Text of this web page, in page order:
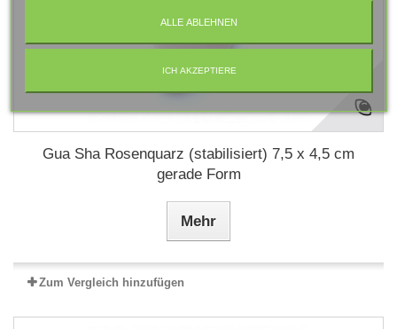
Gua Sha Rosenquarz (stabilisiert) 7,5 x 4,5 cm
gerade Form
Mehr
Zum Vergleich hinzufügen
ALLE ABLEHNEN
ICH AKZEPTIERE